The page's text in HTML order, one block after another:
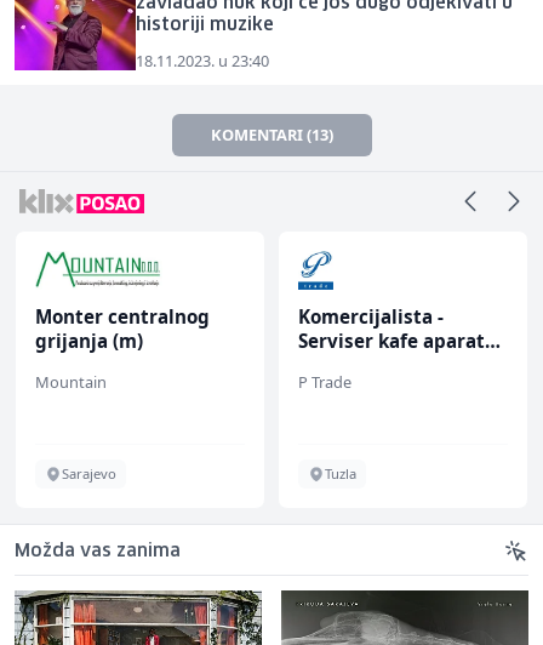
historiji muzike
18.11.2023. u 23:40
KOMENTARI (13)
Monter centralnog
grijanja (m)
Mountain
Sarajevo
Komercijalista -
Serviser kafe aparata
P Trade
Tuzla
Možda vas zanima